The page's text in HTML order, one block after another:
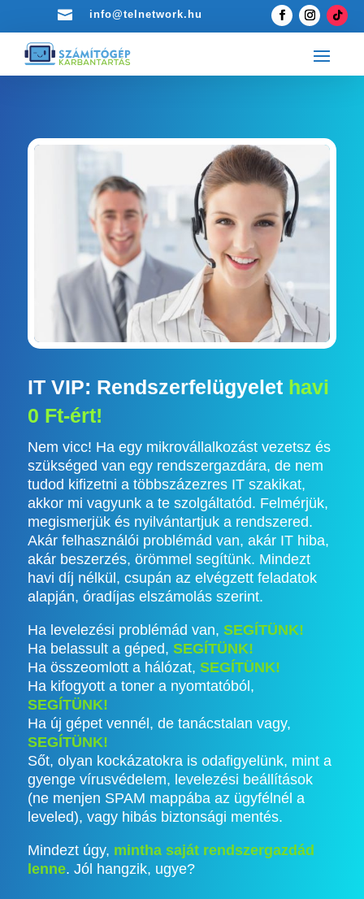
 info@telnetwork.hu
IT VIP: Rendszerfelügyelet havi
0 Ft-ért!
Nem vicc! Ha egy mikrovállalkozást vezetsz és
szükséged van egy rendszergazdára, de nem
tudod kifizetni a többszázezres IT szakikat,
akkor mi vagyunk a te szolgáltatód. Felmérjük,
megismerjük és nyilvántartjuk a rendszered.
Akár felhasználói problémád van, akár IT hiba,
akár beszerzés, örömmel segítünk. Mindezt
havi díj nélkül, csupán az elvégzett feladatok
alapján, óradíjas elszámolás szerint.
Ha levelezési problémád van, SEGÍTÜNK!
Ha belassult a géped, SEGÍTÜNK!
Ha összeomlott a hálózat, SEGÍTÜNK!
Ha kifogyott a toner a nyomtatóból,
SEGÍTÜNK!
Ha új gépet vennél, de tanácstalan vagy,
SEGÍTÜNK!
Sőt, olyan kockázatokra is odafigyelünk, mint a
gyenge vírusvédelem, levelezési beállítások
(ne menjen SPAM mappába az ügyfélnél a
leveled), vagy hibás biztonsági mentés.
Mindezt úgy, mintha saját rendszergazdád
lenne. Jól hangzik, ugye?